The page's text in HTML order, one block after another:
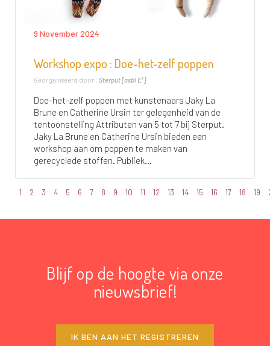
9 November 2024
Workshop expo : Doe-het-zelf poppen
Georganiseerd door : Sterput [asbl E²]
Doe-het-zelf poppen met kunstenaars Jaky La
Brune en Catherine Ursin ter gelegenheid van de
tentoonstelling Attributen van 5 tot 7 bij Sterput.
Jaky La Brune en Catherine Ursin bieden een
workshop aan om poppen te maken van
gerecyclede stoffen. Publiek...
1 2 3 4 5 6 7 8 9 10 11 12 13 14 15 16 17 18 19
Blijf op de hoogte via onze
nieuwsbrief!
IK BEN AAN HET REGISTREREN